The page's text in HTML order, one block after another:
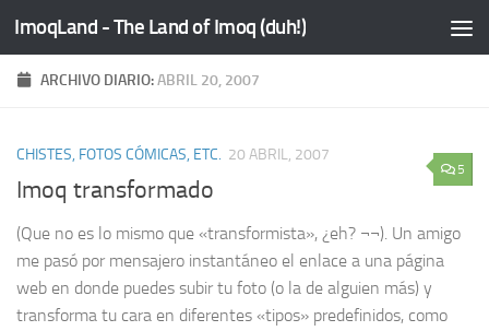
Saltar al contenido
ImoqLand - The Land of Imoq (duh!)
ARCHIVO DIARIO:ABRIL 20, 2007
5
CHISTES, FOTOS CÓMICAS, ETC. 20 ABRIL, 2007
Imoq transformado
(Que no es lo mismo que «transformista», ¿eh? ¬¬). Un amigo
me pasó por mensajero instantáneo el enlace a una página
web en donde puedes subir tu foto (o la de alguien más) y
transforma tu cara en diferentes «tipos» predefinidos, como